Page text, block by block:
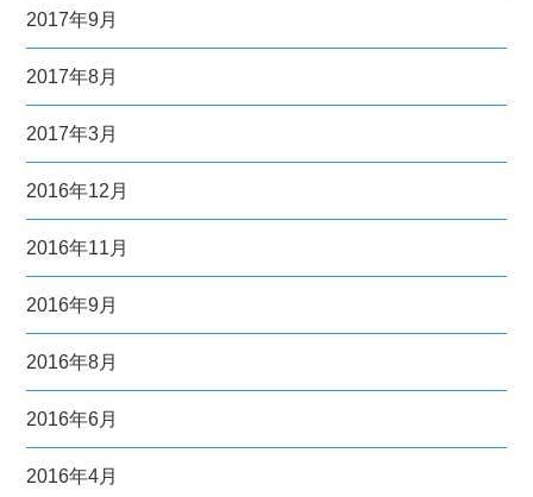
2017年9月
2017年8月
2017年3月
2016年12月
2016年11月
2016年9月
2016年8月
2016年6月
2016年4月